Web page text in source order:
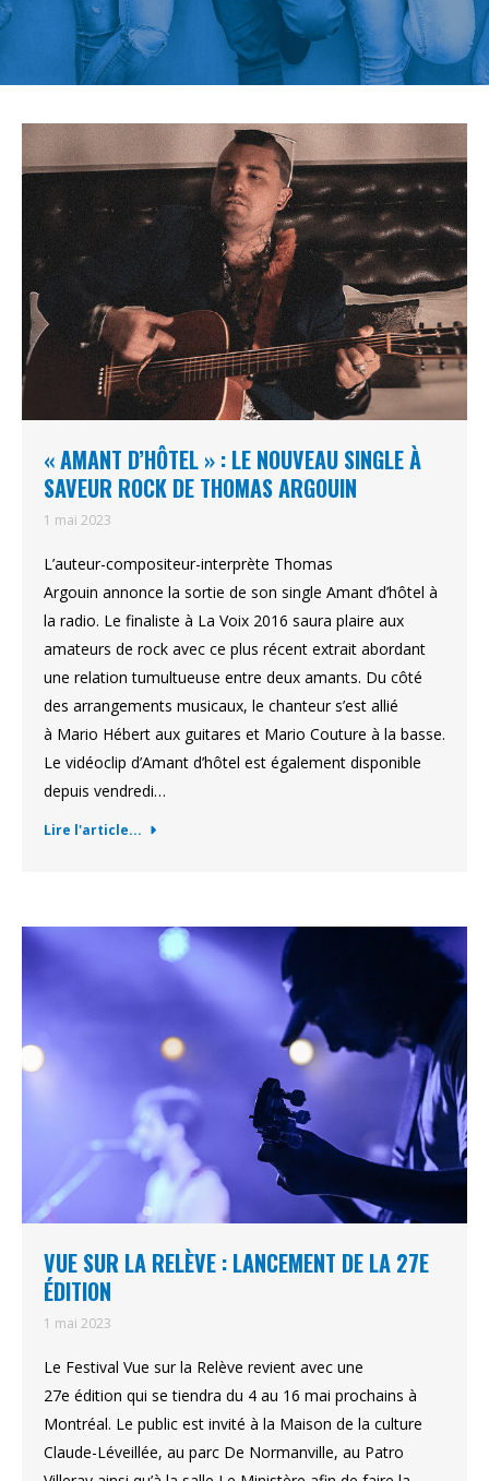
« AMANT D’HÔTEL » : LE NOUVEAU SINGLE À
SAVEUR ROCK DE THOMAS ARGOUIN
1 mai 2023
L’auteur-compositeur-interprète Thomas
Argouin annonce la sortie de son single Amant d’hôtel à
la radio. Le finaliste à La Voix 2016 saura plaire aux
amateurs de rock avec ce plus récent extrait abordant
une relation tumultueuse entre deux amants. Du côté
des arrangements musicaux, le chanteur s’est allié
à Mario Hébert aux guitares et Mario Couture à la basse.
Le vidéoclip d’Amant d’hôtel est également disponible
depuis vendredi…
Lire l'article...
VUE SUR LA RELÈVE : LANCEMENT DE LA 27E
ÉDITION
1 mai 2023
Le Festival Vue sur la Relève revient avec une
27e édition qui se tiendra du 4 au 16 mai prochains à
Montréal. Le public est invité à la Maison de la culture
Claude-Léveillée, au parc De Normanville, au Patro